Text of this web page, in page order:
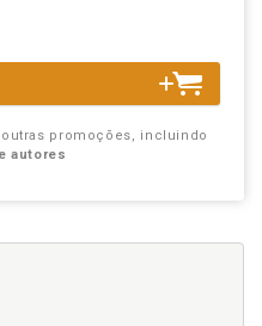
promoções, incluindo
autores